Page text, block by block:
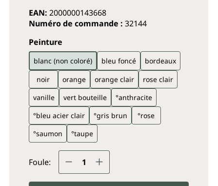
EAN: 2000000143668
Numéro de commande : 32144
Sélectionnez
Peinture
blanc (non coloré) bleu foncé
bordeaux
noir
orange orange clair
rose clair
vanille
vert bouteille
°anthracite
°bleu acier clair
°gris brun
°rose
°saumon
°taupe
Foule: Quantité de produit :